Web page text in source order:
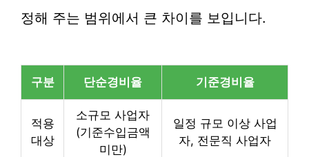
정해 주는 범위에서 큰 차이를 보입니다.
구분 단순경비율 기준경비율
적용
대상
소규모 사업자
(기준수입금액
미만)
일정 규모 이상 사업
자, 전문직 사업자